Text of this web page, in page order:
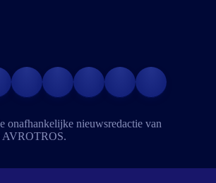
onafhankelijke nieuwsredactie van
AVROTROS.